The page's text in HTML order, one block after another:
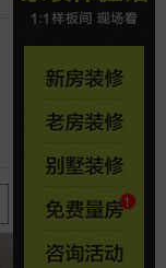
尾页